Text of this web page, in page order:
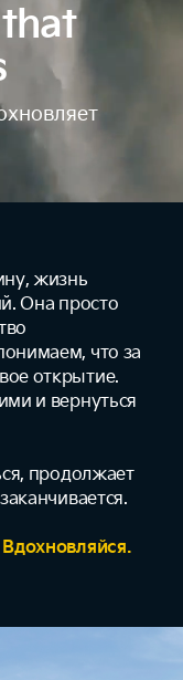
жизнь
Она просто
что за
открытие.
и вернуться
продолжает